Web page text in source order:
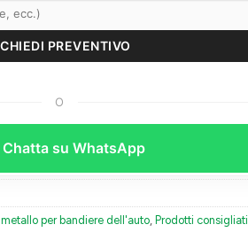
O
Chatta su WhatsApp
per bandiere dell'auto, Prodotti consigliati